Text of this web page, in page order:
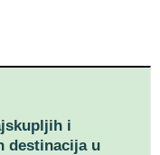
i
destinacija u